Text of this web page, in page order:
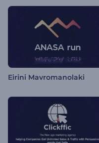
Eirini Mavromanolaki